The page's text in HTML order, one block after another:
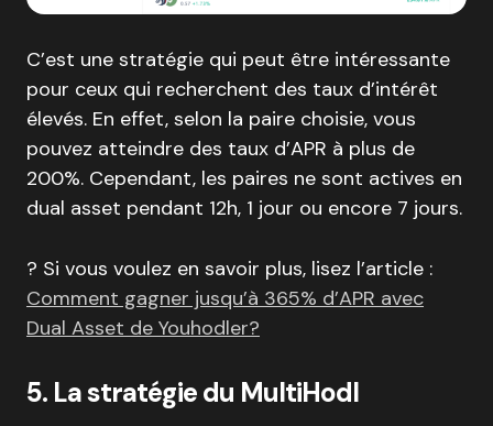
C’est une stratégie qui peut être intéressante
pour ceux qui recherchent des taux d’intérêt
élevés. En effet, selon la paire choisie, vous
pouvez atteindre des taux d’APR à plus de
200%. Cependant, les paires ne sont actives en
dual asset pendant 12h, 1 jour ou encore 7 jours.
? Si vous voulez en savoir plus, lisez l’article :
Comment gagner jusqu’à 365% d’APR avec
Dual Asset de Youhodler?
5. La stratégie du MultiHodl